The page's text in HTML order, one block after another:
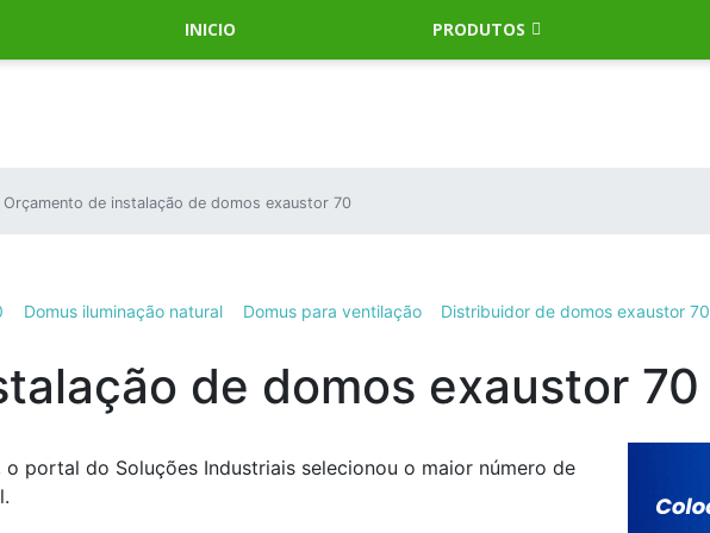
INICIO PRODUTOS
Orçamento de instalação de domos exaustor 70
Domus iluminação natural Domus para ventilação Distribuidor de domos exaustor 70
de domos exaustor 70
portal do Soluções Industriais selecionou o maior número de